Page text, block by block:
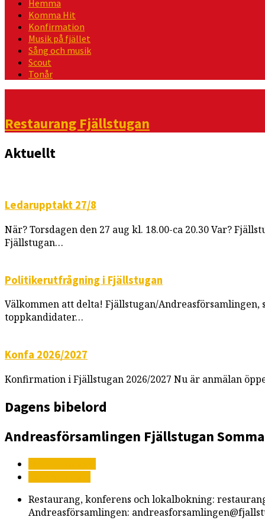
Hemma
Komma Hit
Konfirmation
Musik på fjället
Sång och musik
Scout
Tonår
Restaurang Fjällstugan
Aktuellt
Ledarupptakt 27/8
När? Torsdagen den 27 aug kl. 18.00-ca 20.30 Var?
Fjällstugan…
Politikerutfrågning i Fjällstugan
Välkommen att delta! Fjällstugan/
toppkandidater…
Konfa 2026/2027
Konfirmation i Fjällstugan 2026/2027 Nu är anmälan
Dagens bibelord
Andreasförsamlingen Fjällstugan
Restaurang, konferens och lokalbokning:
Andreasförsamlingen: